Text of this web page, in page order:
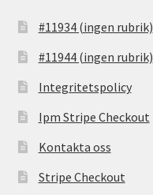
#11934 (ingen rubrik)
#11944 (ingen rubrik)
Integritetspolicy
Ipm Stripe Checkout
Kontakta oss
Stripe Checkout